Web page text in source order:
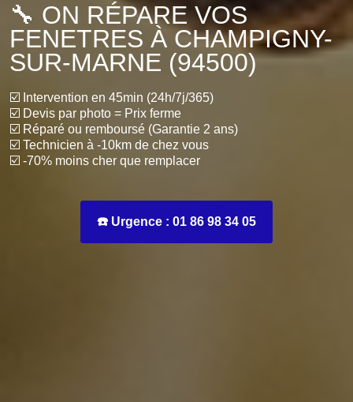
🔧 ON RÉPARE VOS
FENETRES À CHAMPIGNY-
SUR-MARNE (94500)
☑️ Intervention en 45min (24h/7j/365)
☑️ Devis par photo = Prix ferme
☑️ Réparé ou remboursé (Garantie 2 ans)
☑️ Technicien à -10km de chez vous
☑️ -70% moins cher que remplacer
☎️ Urgence : 01 86 98 34 05